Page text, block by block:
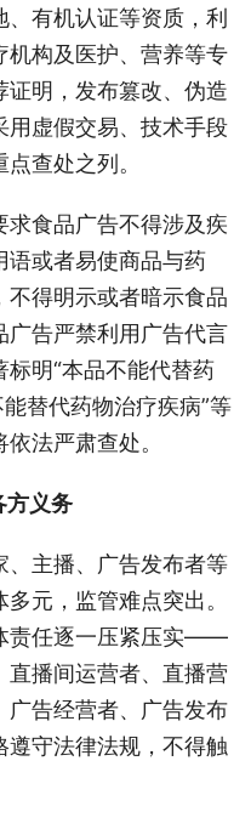
有机认证等资质，利
机构及医护、营养等专
证明，发布篡改、伪造
用虚假交易、技术手段
查处之列。
食品广告不得涉及疾
语或者易使商品与药
不得明示或者暗示食品
广告严禁利用广告代言
标明“本品不能代替药
替代药物治疗疾病”等
法严肃查处。
方义务
、主播、广告发布者等
元，监管难点突出。
责任逐一压紧压实——
直播间运营者、直播营
广告经营者、广告发布
守法律法规，不得触